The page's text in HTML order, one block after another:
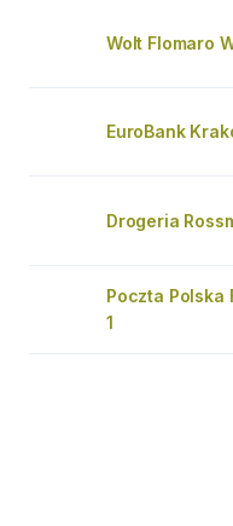
Wolt Flomaro
EuroBank
Drogeria
Poczta Polska
1